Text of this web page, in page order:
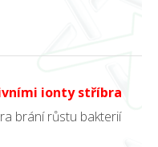
ionty stříbra
brání růstu bakterií